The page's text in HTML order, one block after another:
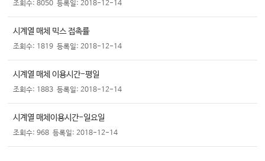
조회수: 8050 등록일: 2018-12-14
시계열 매체 믹스 접촉률
조회수: 1819 등록일: 2018-12-14
시계열 매체 이용시간-평일
조회수: 1883 등록일: 2018-12-14
시계열 매체이용시간-일요일
조회수: 968 등록일: 2018-12-14